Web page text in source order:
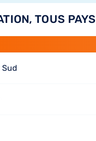
TOUS PAYS